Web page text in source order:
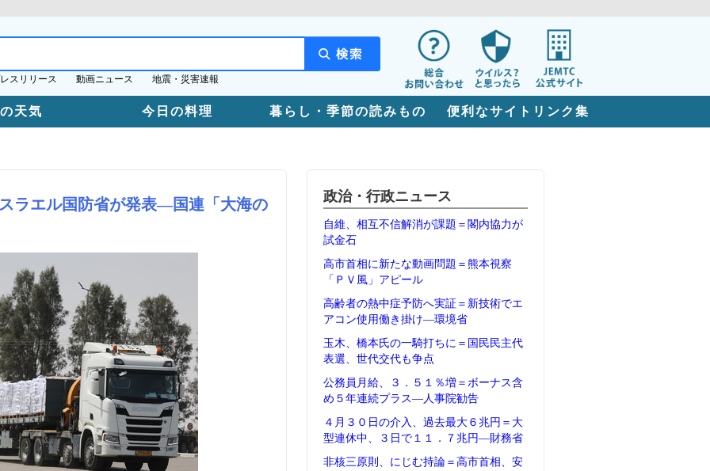
スリリース 動画ニュース 地震・災害速報
天気 今日の料理 暮らし・季節の読みもの 便利なサイトリンク集
ラエル国防省が発表―国連「大海の 政治・行政ニュース
自維、相互不信解消が課題＝閣内協力が
試金石
高市首相に新たな動画問題＝熊本視察
「ＰＶ風」アピール
高齢者の熱中症予防へ実証＝新技術でエ
アコン使用働き掛け―環境省
玉木、橋本氏の一騎打ちに＝国民民主代
表選、世代交代も争点
公務員月給、３．５１％増＝ボーナス含
め５年連続プラス―人事院勧告
４月３０日の介入、過去最大６兆円＝大
型連休中、３日で１１．７兆円―財務省
非核三原則、にじむ持論＝高市首相、安